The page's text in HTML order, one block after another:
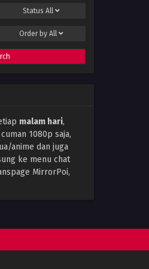
StatusAll
Order byAll
malam hari,
1080p saja,
anime dan juga
ke menu chat
MirrorPoi,